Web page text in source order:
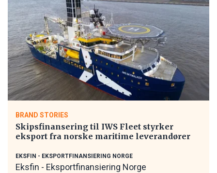
BRAND STORIES
Skipsfinansering til IWS Fleet styrker
eksport fra norske maritime leverandører
EKSFIN - EKSPORTFINANSIERING NORGE
Eksfin - Eksportfinansiering Norge